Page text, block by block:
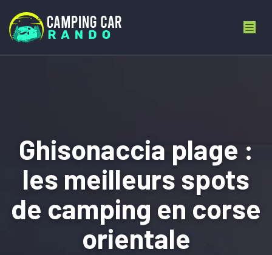
Ghisonaccia plage :
les meilleurs spots
de camping en corse
orientale